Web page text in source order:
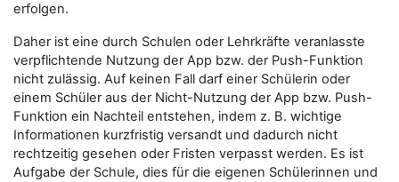
erfolgen.
Daher ist eine durch Schulen oder Lehrkräfte veranlasste
verpflichtende Nutzung der App bzw. der Push-Funktion
nicht zulässig. Auf keinen Fall darf einer Schülerin oder
einem Schüler aus der Nicht-Nutzung der App bzw. Push-
Funktion ein Nachteil entstehen, indem z. B. wichtige
Informationen kurzfristig versandt und dadurch nicht
rechtzeitig gesehen oder Fristen verpasst werden. Es ist
Aufgabe der Schule, dies für die eigenen Schülerinnen und